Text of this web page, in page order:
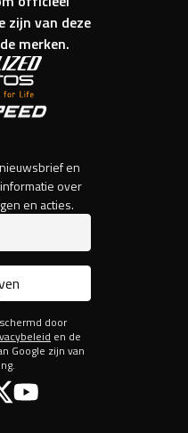
zijn van deze
merken.
en
over
en acties.
door
en de
Google zijn van
TwitterYouTube